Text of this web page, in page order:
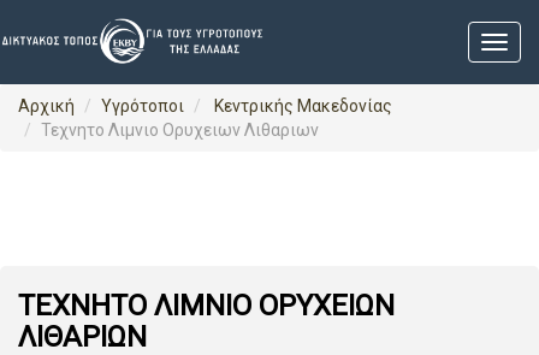
Αρχική Υγρότοποι
Κεντρικής Μακεδονίας
Τεχνητο Λιμνιο Ορυχειων Λιθαριων
ΤΕΧΝΗΤΟ ΛΙΜΝΙΟ ΟΡΥΧΕΙΩΝ
ΛΙΘΑΡΙΩΝ